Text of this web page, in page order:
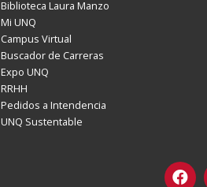
Biblioteca Laura Manzo
Mi UNQ
Campus Virtual
Buscador de Carreras
Expo UNQ
RRHH
Pedidos a Intendencia
UNQ Sustentable